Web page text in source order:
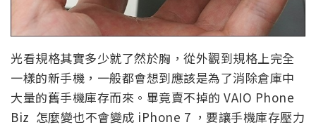
光看規格其實多少就了然於胸，從外觀到規格上完全
一樣的新手機，一般都會想到應該是為了消除倉庫中
大量的舊手機庫存而來。畢竟賣不掉的 VAIO Phone
Biz 怎麼變也不會變成 iPhone 7 ，要讓手機庫存壓力